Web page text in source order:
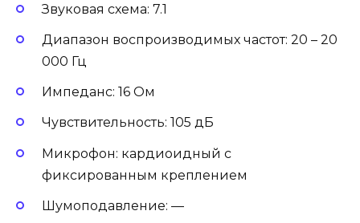
Звуковая схема: 7.1
Диапазон воспроизводимых частот: 20 – 20
000 Гц
Импеданс: 16 Ом
Чувствительность: 105 дБ
Микрофон: кардиоидный с
фиксированным креплением
Шумоподавление: —